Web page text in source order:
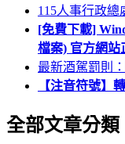
115人事行政總
[免費下載]
檔案) 官方網站
最新酒駕罰則
【注音符號】
全部文章分類